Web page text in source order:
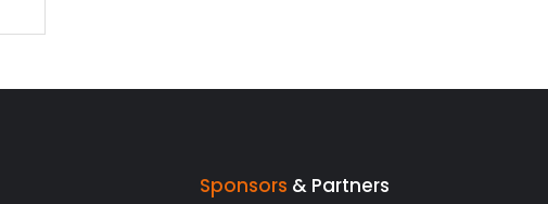
Sponsors & Partners